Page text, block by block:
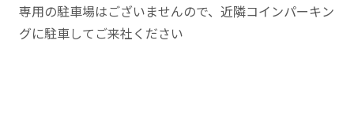
専用の駐車場はございませんので、近隣コインパーキン
グに駐車してご来社ください